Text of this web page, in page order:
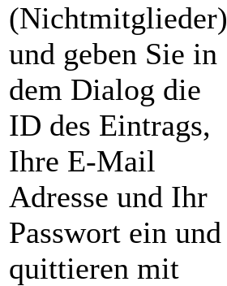
(Nichtmitglieder)
und geben Sie in
dem Dialog die
ID des Eintrags,
Ihre E-Mail
Adresse und Ihr
Passwort ein und
quittieren mit